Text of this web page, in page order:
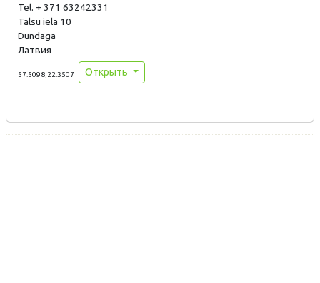
Tel. + 371 63242331
Talsu iela 10
Dundaga
Латвия
57.5098,22.3507 Открыть